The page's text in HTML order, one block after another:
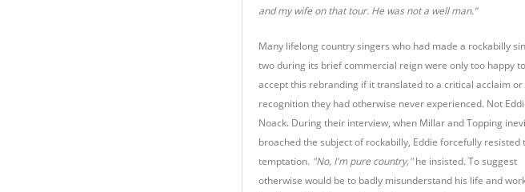
and my wife on that tour. He was not a well man.”
Many lifelong country singers who had made a rockabilly
two during its brief commercial reign were only too happy
accept this rebranding if it translated to a critical acclaim or
recognition they had otherwise never experienced. Not
Noack. During their interview, when Millar and Topping
broached the subject of rockabilly, Eddie forcefully resisted
temptation. "No, I'm pure country,"he insisted. To suggest
otherwise would be to badly misunderstand his life and